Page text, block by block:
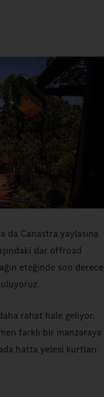
Canastra yaylasına
dar offroad
eteğinde son derece
rahat hale geliyor.
farklı bir manzaraya
hatta yelesi kurtları